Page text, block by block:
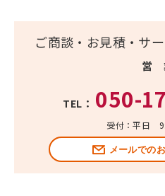
ご商談・お見積・サ
営
TEL： 050-
受付：平日
メールでの